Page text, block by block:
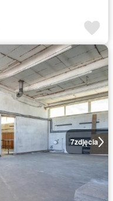
7zdjęcia